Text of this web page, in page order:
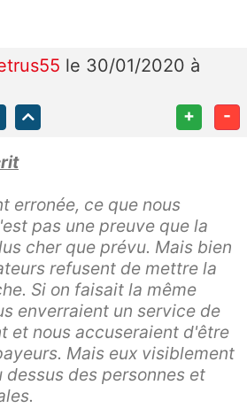
le 30/01/2020 à
+ -
erronée, ce que nous
pas une preuve que la
cher que prévu. Mais bien
refusent de mettre la
Si on faisait la même
enverraient un service de
et nous accuseraient d'être
Mais eux visiblement
dessus des personnes et